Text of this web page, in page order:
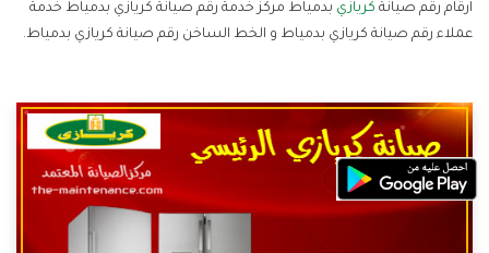
ارقام رقم صيانة كريازي بدمياط مركز خدمة رقم صيانة كريازي بدمياط خدمة
عملاء رقم صيانة كريازي بدمياط و الخط الساخن رقم صيانة كريازي بدمياط.